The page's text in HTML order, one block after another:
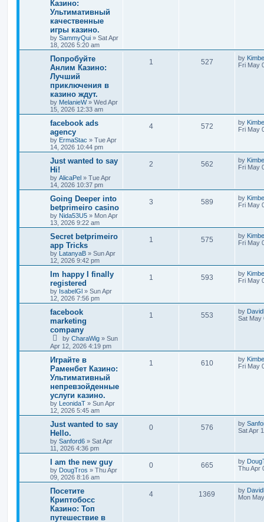
Казино:
Ультимативный
качественные
игры казино.
by SammyQui » Sat Apr
18, 2026 5:20 am
Попробуйте
Анлим Казино:
Лучший
приключения в
казино ждут.
by MelanieW» Wed Apr
15, 2026 12:33 am
1 527 by
Fri May
facebook ads
agency
by ErmaStac » Tue Apr
14, 2026 10:44 pm
4 572 by
Fri May
Just wanted to say
Hi!
by AlicaPel » Tue Apr
14, 2026 10:37 pm
2 562 by
Fri May
Going Deeper into
betprimeiro casino
by Nida53U5 » Mon Apr
13, 2026 9:22 am
3 589 by
Fri May
Secret betprimeiro
app Tricks
by LatanyaB » Sun Apr
12, 2026 9:42 pm
1 575 by
Fri May
Im happy I finally
registered
by IsabelGl » Sun Apr
12, 2026 7:56 pm
1 593 by
Fri May
facebook
marketing
company
by CharaWig » Sun
Apr 12, 2026 4:19 pm
1 553 by
Sat May
Играйте в
Раменбет Казино:
Ультимативный
непревзойденные
услуги казино.
by LeonidaT » Sun Apr
12, 2026 5:45 am
1 610 by
Fri May
Just wanted to say
Hello.
by Sanford6 » Sat Apr
11, 2026 4:36 pm
0 576 by
Sat Apr
I am the new guy
by DougTros » Thu Apr
09, 2026 8:16 am
0 665 by
Thu Apr
Посетите
Криптобосс
Казино: Топ
путешествие в
4 1369 by
Mon